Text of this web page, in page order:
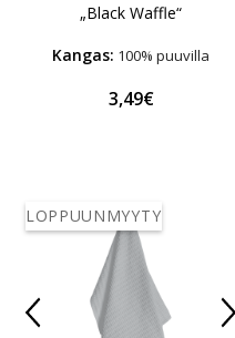
„Black Waffle“
Kangas: 100% puuvilla
3,49€
LOPPUUNMYYTY